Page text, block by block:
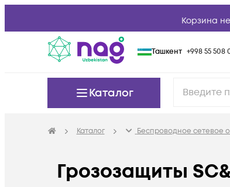
Корзина
Ташкент +998 55 508
Каталог
Каталог Беспроводное сетевое
Грозозащиты